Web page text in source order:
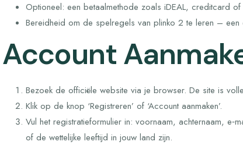
Optioneel: een betaalmethode zoals iDEAL, creditcard
Bereidheid om de spelregels van plinko 2 te leren –
Account
Bezoek de officiële website via je browser. De site is
Klik op de knop ‘Registreren’ of ‘Account aanmaken’.
Vul het registratieformulier in: voornaam, achternaam,
of de wettelijke leeftijd in jouw land zijn.